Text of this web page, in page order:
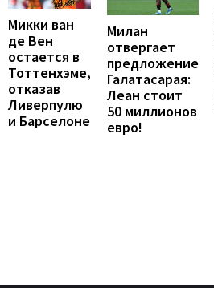
Микки ван
де Вен
остается в
Тоттенхэме,
отказав
Ливерпулю
и Барселоне
Милан
отвергает
предложение
Галатасарая:
Леан стоит
50 миллионов
евро!